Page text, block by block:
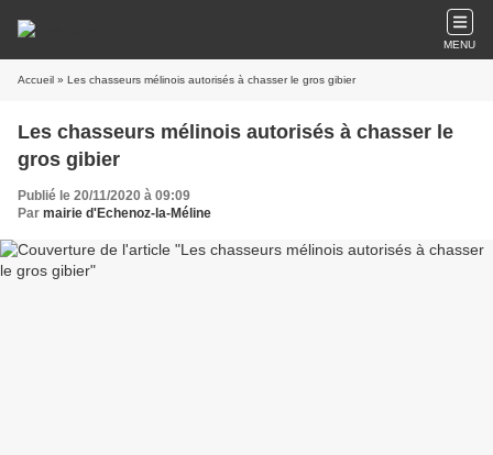
MENU
Accueil » Les chasseurs mélinois autorisés à chasser le gros gibier
Les chasseurs mélinois autorisés à chasser le
gros gibier
Publié le 20/11/2020 à 09:09
Par mairie d'Echenoz-la-Méline